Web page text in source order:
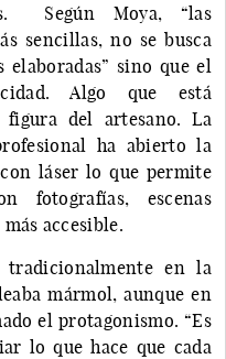
Según Moya, “las
sencillas, no se busca
sino que el
Algo que está
del artesano. La
ha abierto la
láser lo que permite
fotografías, escenas
accesible.
en la
mármol, aunque en
el protagonismo. “Es
lo que hace que cada